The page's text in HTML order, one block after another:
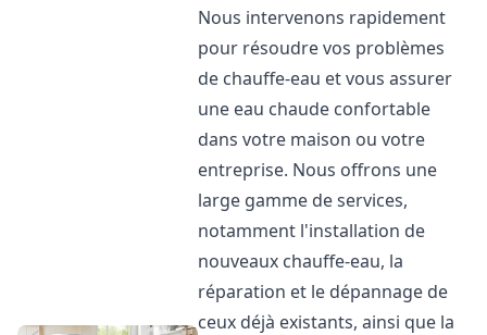
Nous intervenons rapidement
pour résoudre vos problèmes
de chauffe-eau et vous assurer
une eau chaude confortable
dans votre maison ou votre
entreprise. Nous offrons une
large gamme de services,
notamment l'installation de
nouveaux chauffe-eau, la
réparation et le dépannage de
ceux déjà existants, ainsi que la